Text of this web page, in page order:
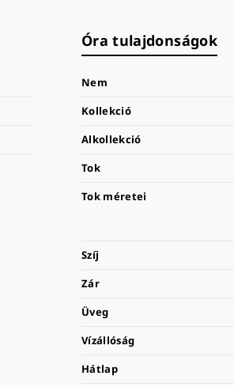
Óra tulajdonságok
Nem
Kollekció
Alkollekció
Tok
Tok méretei
Szíj
Zár
Üveg
Vízállóság
Hátlap